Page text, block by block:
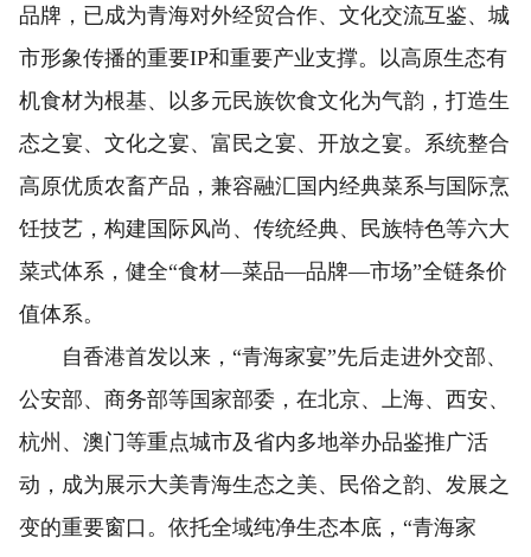
品牌，已成为青海对外经贸合作、文化交流互鉴、城
市形象传播的重要IP和重要产业支撑。以高原生态有
机食材为根基、以多元民族饮食文化为气韵，打造生
态之宴、文化之宴、富民之宴、开放之宴。系统整合
高原优质农畜产品，兼容融汇国内经典菜系与国际烹
饪技艺，构建国际风尚、传统经典、民族特色等六大
菜式体系，健全“食材—菜品—品牌—市场”全链条价
值体系。
自香港首发以来，“青海家宴”先后走进外交部、
公安部、商务部等国家部委，在北京、上海、西安、
杭州、澳门等重点城市及省内多地举办品鉴推广活
动，成为展示大美青海生态之美、民俗之韵、发展之
变的重要窗口。依托全域纯净生态本底，“青海家